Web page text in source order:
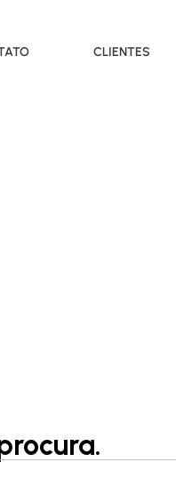
CLIENTES